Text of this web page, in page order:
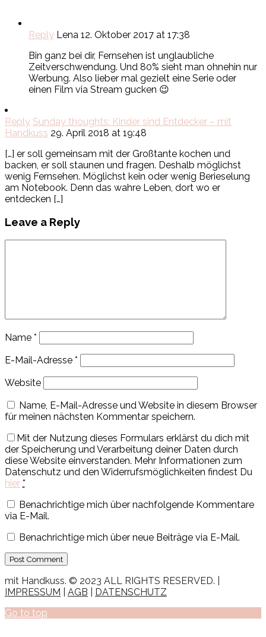
Reply Lena 12. Oktober 2017 at 17:38
Bin ganz bei dir, Fernsehen ist unglaubliche
Zeitverschwendung. Und 80% sieht man ohnehin nur
Werbung. Also lieber mal gezielt eine Serie oder
einen Film via Stream gucken 😉
Reply Sunday thoughts: Kinder sind Entdecker – mit
Handkuss 29. April 2018 at 19:48
[…] er soll gemeinsam mit der Großtante kochen und
backen, er soll staunen und fragen. Deshalb möglichst
wenig Fernsehen. Möglichst kein oder wenig Berieselung
am Notebook. Denn das wahre Leben, dort wo er
entdecken […]
Leave a Reply
Name *
E-Mail-Adresse *
Website
Name, E-Mail-Adresse und Website in diesem Browser
für meinen nächsten Kommentar speichern.
Mit der Nutzung dieses Formulars erklärst du dich mit
der Speicherung und Verarbeitung deiner Daten durch
diese Website einverstanden. Mehr Informationen zum
Datenschutz und den Widerrufsmöglichkeiten findest Du
hier *
Benachrichtige mich über nachfolgende Kommentare
via E-Mail.
Benachrichtige mich über neue Beiträge via E-Mail.
mit Handkuss. © 2023 ALL RIGHTS RESERVED. |
IMPRESSUM
AGB
DATENSCHUTZ
Go to top